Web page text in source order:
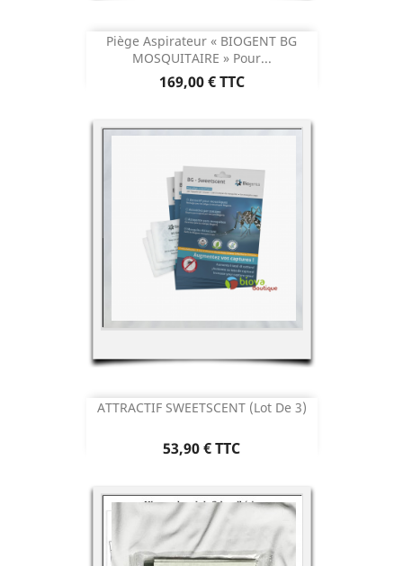
Piège Aspirateur « BIOGENT BG
MOSQUITAIRE » Pour...
Prix
169,00 €TTC
ATTRACTIF SWEETSCENT (lot De 3)
Prix
53,90 €TTC